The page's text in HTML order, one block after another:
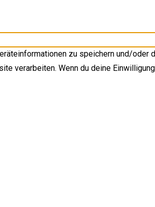
zu speichern und/oder
verarbeiten. Wenn du deine